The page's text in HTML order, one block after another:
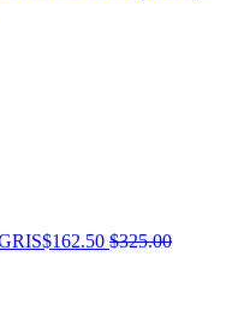
$162.50 $325.00